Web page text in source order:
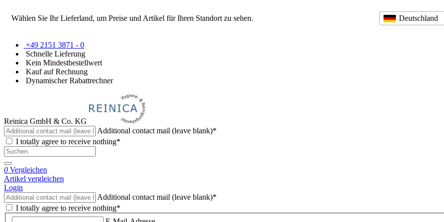
Wählen Sie Ihr Lieferland, um Preise und Artikel für Ihren Standort zu sehen. Deutschland
+49 2151 3871 - 0
Schnelle Lieferung
Kein Mindestbestellwert
Kauf auf Rechnung
Dynamischer Rabattrechner
Reinica GmbH & Co. KG
Additional contact mail (leave blank)*
I totally agree to receive nothing*
0 Vergleichen
Artikel vergleichen
Login
Additional contact mail (leave blank)*
I totally agree to receive nothing*